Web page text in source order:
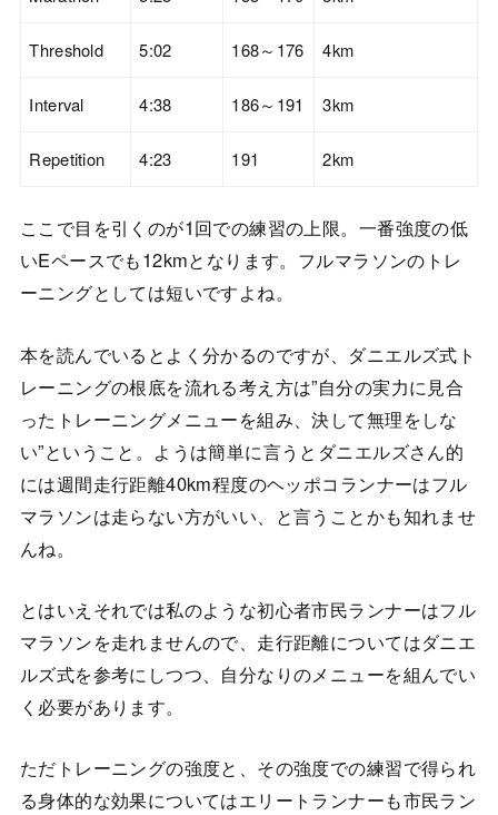
Threshold 5:02 168～176 4km
Interval 4:38 186～191 3km
Repetition 4:23 191 2km
ここで目を引くのが1回での練習の上限。一番強度の低
いEペースでも12kmとなります。フルマラソンのトレ
ーニングとしては短いですよね。
本を読んでいるとよく分かるのですが、ダニエルズ式ト
レーニングの根底を流れる考え方は”自分の実力に見合
ったトレーニングメニューを組み、決して無理をしな
い”ということ。ようは簡単に言うとダニエルズさん的
には週間走行距離40km程度のヘッポコランナーはフル
マラソンは走らない方がいい、と言うことかも知れませ
んね。
とはいえそれでは私のような初心者市民ランナーはフル
マラソンを走れませんので、走行距離についてはダニエ
ルズ式を参考にしつつ、自分なりのメニューを組んでい
く必要があります。
ただトレーニングの強度と、その強度での練習で得られ
る身体的な効果についてはエリートランナーも市民ラン